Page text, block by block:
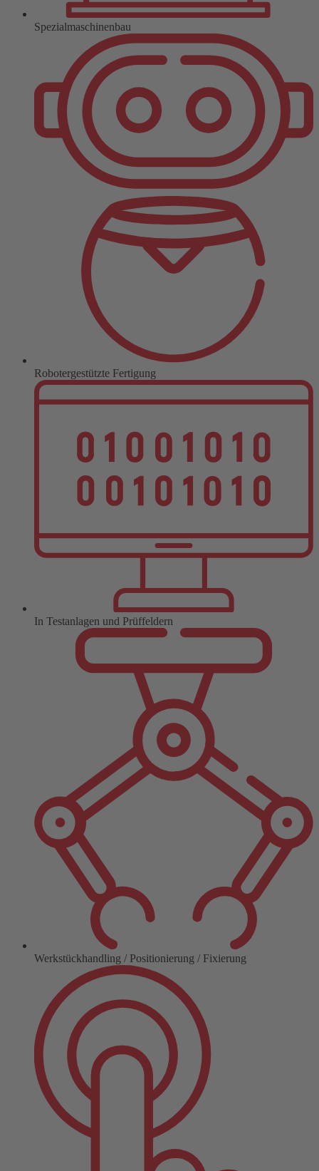
Spezialmaschinenbau
Robotergestützte Fertigung
In Testanlagen und Prüffeldern
Werkstückhandling / Positionierung / Fixierung